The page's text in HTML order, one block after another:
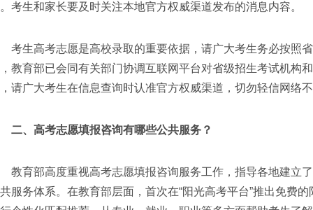
考生和家长要及时关注本地官方权威渠道发布的消息内容。
高考志愿是高校录取的重要依据，请广大考生务必按照省
教育部已会同有关部门协调互联网平台对省级招生考试机构
请广大考生在信息查询时认准官方权威渠道，切勿轻信网络
二、高考志愿填报咨询有哪些公共服务？
部高度重视高考志愿填报咨询服务工作，指导各地建立了
服务体系。在教育部层面，首次在“阳光高考平台”推出免费